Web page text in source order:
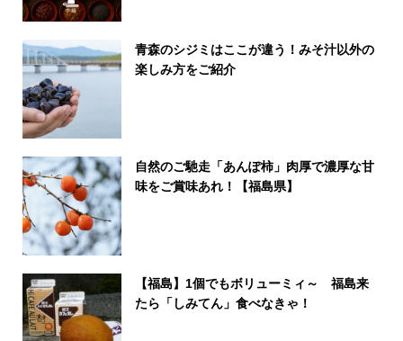
青森のシジミはここが違う！みそ汁以外の
楽しみ方をご紹介
自然のご馳走「あんぽ柿」肉厚で濃厚な甘
味をご賞味あれ！【福島県】
【福島】1個でもボリューミィ～ 福島来
たら「しみてん」食べなきゃ！